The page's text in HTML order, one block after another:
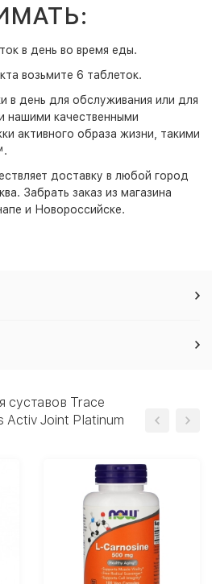
в день во время еды.
возьмите 6 таблеток.
в день для обслуживания или для
нашими качественными
активного образа жизни, такими
доставку в любой город
. Забрать заказ из магазина
и Новороссийске.
суставов Trace
Activ Joint Platinum